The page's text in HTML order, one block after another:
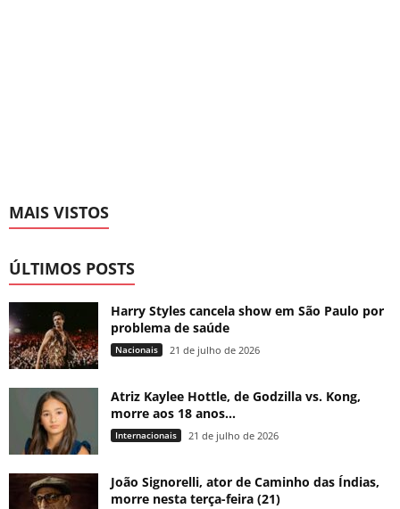
MAIS VISTOS
ÚLTIMOS POSTS
Harry Styles cancela show em São Paulo por
problema de saúde
Nacionais 21 de julho de 2026
Atriz Kaylee Hottle, de Godzilla vs. Kong,
morre aos 18 anos...
Internacionais 21 de julho de 2026
João Signorelli, ator de Caminho das Índias,
morre nesta terça-feira (21)